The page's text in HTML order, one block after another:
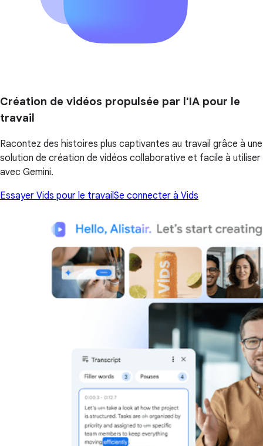
Création de vidéos propulsée par l'IA pour le
travail
Racontez des histoires plus captivantes au travail grâce à une
solution de création de vidéos collaborative et facile à utiliser
avec Gemini.
Essayer Vids pour le travailSe connecter à Vids